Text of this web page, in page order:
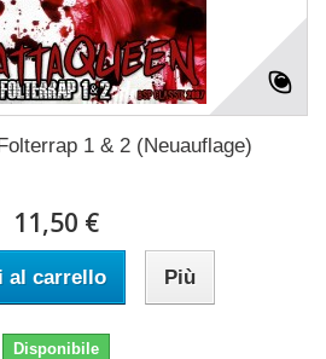
1 & 2 (Neuauflage)
11,50 €
al carrello Più
Disponibile